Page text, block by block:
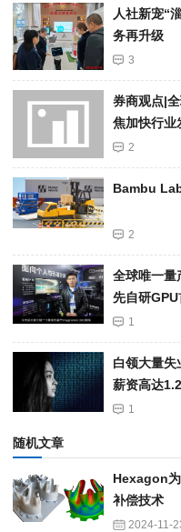
人社新宠“
务再升级
3
券商观点|
焦加快行业
2
Bambu
2
全球唯一量
先自研
1
白领大量失
薪资高达
1
随机文章
Hexagon
补偿技术
2024-11-